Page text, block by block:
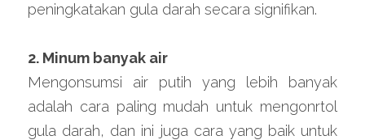
peningkatakan gula darah secara signifikan.
2. Minum banyak air
Mengonsumsi air putih yang lebih banyak
adalah cara paling mudah untuk mengonrtol
gula darah, dan ini juga cara yang baik untuk